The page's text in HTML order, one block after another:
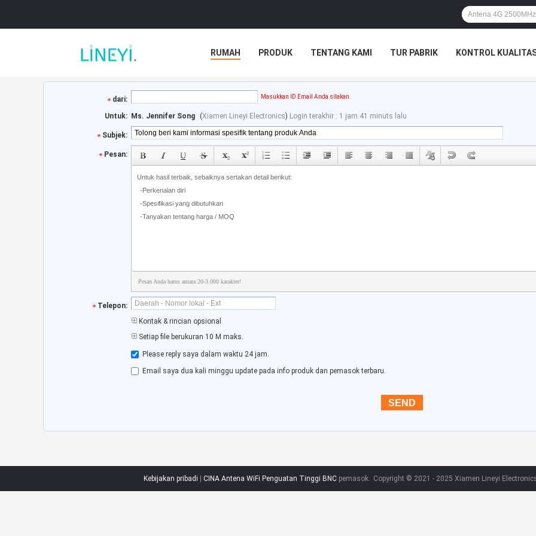
RUMAH PRODUK TENTANG KAMI TUR PABRIK KONTROL
dari: Masukkan ID Email Anda silakan.
Untuk: Ms. Jennifer Song (Xiamen Lineyi Electronics) Login terakhir : 1 jam 41 minuts lalu
Subjek:
Pesan:
Pesan Anda harus antara 20-3.000 karakter!
Telepon:
Kontak & rincian opsional
Setiap file berukuran 10 M maks.
Please reply saya dalam waktu 24 jam.
Email saya dua kali minggu update pada info produk dan pemasok terbaru.
Kebijakan pribadi CINA Antena WiFi Penguatan Tinggi BNCpemasok. Copyright © 2021 - 2025 Xiamen Lineyi